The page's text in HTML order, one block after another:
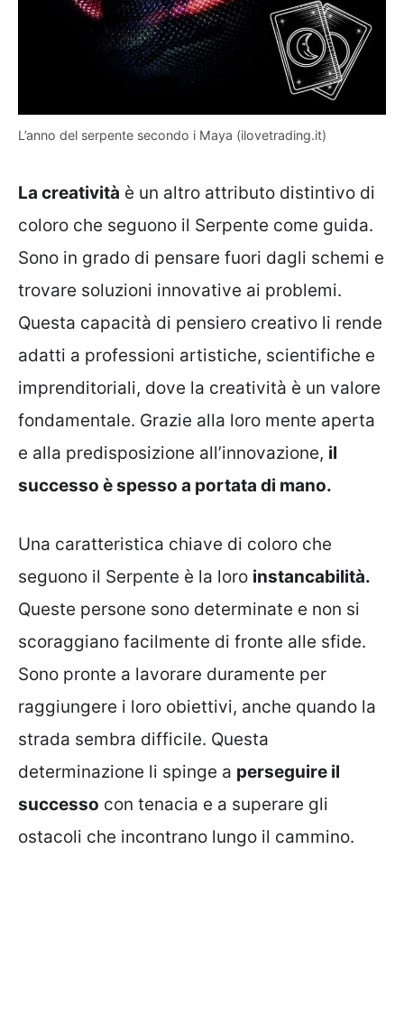
L’anno del serpente secondo i Maya (ilovetrading.it)
La creatività è un altro attributo distintivo di
coloro che seguono il Serpente come guida.
Sono in grado di pensare fuori dagli schemi e
trovare soluzioni innovative ai problemi.
Questa capacità di pensiero creativo li rende
adatti a professioni artistiche, scientifiche e
imprenditoriali, dove la creatività è un valore
fondamentale. Grazie alla loro mente aperta
e alla predisposizione all’innovazione, il
successo è spesso a portata di mano.
Una caratteristica chiave di coloro che
seguono il Serpente è la loro instancabilità.
Queste persone sono determinate e non si
scoraggiano facilmente di fronte alle sfide.
Sono pronte a lavorare duramente per
raggiungere i loro obiettivi, anche quando la
strada sembra difficile. Questa
determinazione li spinge a perseguire il
successo con tenacia e a superare gli
ostacoli che incontrano lungo il cammino.